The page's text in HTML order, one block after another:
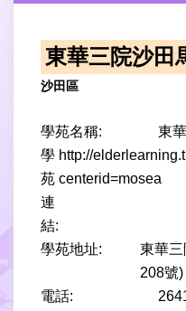
東華三院沙田
沙田區
學苑名稱:
東
學
苑
連
結:
http://
centerid=mosea
學苑地址:
東華
208號)
電話: